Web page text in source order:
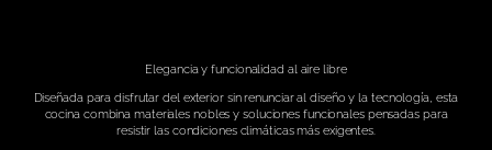
Elegancia y funcionalidad al aire libre
Diseñada para disfrutar del exterior sin renunciar al diseño y la tecnología, esta
cocina combina materiales nobles y soluciones funcionales pensadas para
resistir las condiciones climáticas más exigentes.